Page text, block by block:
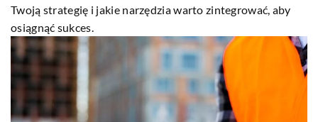
Twoją strategię i jakie narzędzia warto zintegrować, aby
osiągnąć sukces.